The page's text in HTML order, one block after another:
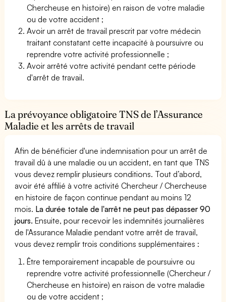
Chercheuse en histoire) en raison de votre maladie
ou de votre accident ;
Avoir un arrêt de travail prescrit par votre médecin
traitant constatant cette incapacité à poursuivre ou
reprendre votre activité professionnelle ;
Avoir arrêté votre activité pendant cette période
d'arrêt de travail.
La prévoyance obligatoire TNS de l’Assurance
Maladie et les arrêts de travail
Afin de bénéficier d'une indemnisation pour un arrêt de
travail dû à une maladie ou un accident, en tant que TNS
vous devez remplir plusieurs conditions. Tout d’abord,
avoir été affilié à votre activité Chercheur / Chercheuse
en histoire de façon continue pendant au moins 12
mois. La durée totale de l'arrêt ne peut pas dépasser 90
jours. Ensuite, pour recevoir les indemnités journalières
de l'Assurance Maladie pendant votre arrêt de travail,
vous devez remplir trois conditions supplémentaires :
Être temporairement incapable de poursuivre ou
reprendre votre activité professionnelle (Chercheur /
Chercheuse en histoire) en raison de votre maladie
ou de votre accident ;